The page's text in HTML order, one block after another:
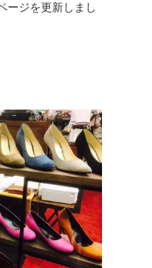
ージを更新しまし